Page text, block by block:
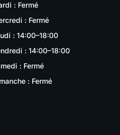
: Fermé
: Fermé
: 14:00–18:00
: 14:00–18:00
: Fermé
: Fermé